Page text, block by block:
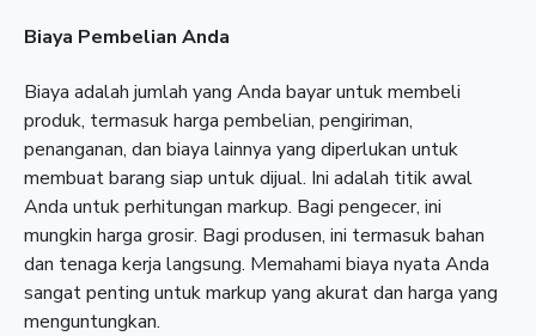
Biaya Pembelian Anda
Biaya adalah jumlah yang Anda bayar untuk membeli
produk, termasuk harga pembelian, pengiriman,
penanganan, dan biaya lainnya yang diperlukan untuk
membuat barang siap untuk dijual. Ini adalah titik awal
Anda untuk perhitungan markup. Bagi pengecer, ini
mungkin harga grosir. Bagi produsen, ini termasuk bahan
dan tenaga kerja langsung. Memahami biaya nyata Anda
sangat penting untuk markup yang akurat dan harga yang
menguntungkan.